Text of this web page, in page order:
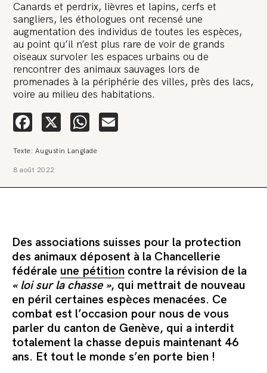
Canards et perdrix, lièvres et lapins, cerfs et
sangliers, les éthologues ont recensé une
augmentation des individus de toutes les espèces,
au point qu’il n’est plus rare de voir de grands
oiseaux survoler les espaces urbains ou de
rencontrer des animaux sauvages lors de
promenades à la périphérie des villes, près des lacs,
voire au milieu des habitations.
Facebook
X WhatsApp
Texte: Augustin Langlade
8 août 2022
Des associations suisses pour la protection
des animaux déposent à la Chancellerie
fédérale une pétition contre la révision de la
« loi sur la chasse », qui mettrait de nouveau
en péril certaines espèces menacées. Ce
combat est l’occasion pour nous de vous
parler du canton de Genève, qui a interdit
totalement la chasse depuis maintenant 46
ans. Et tout le monde s’en porte bien !